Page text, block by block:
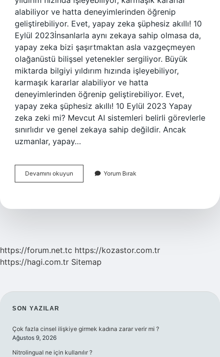
alabiliyor ve hatta deneyimlerinden öğrenip
geliştirebiliyor. Evet, yapay zeka şüphesiz akıllı! 10
Eylül 2023İnsanlarla aynı zekaya sahip olmasa da,
yapay zeka bizi şaşırtmaktan asla vazgeçmeyen
olağanüstü bilişsel yetenekler sergiliyor. Büyük
miktarda bilgiyi yıldırım hızında işleyebiliyor,
karmaşık kararlar alabiliyor ve hatta
deneyimlerinden öğrenip geliştirebiliyor. Evet,
yapay zeka şüphesiz akıllı! 10 Eylül 2023 Yapay
zeka zeki mi? Mevcut AI sistemleri belirli görevlerle
sınırlıdır ve genel zekaya sahip değildir. Ancak
uzmanlar, yapay…
Devamını okuyun
Zeka
Yorum Bırak
https://forum.net.tc https://kozastor.com.tr
https://hagi.com.tr Sitemap
SIDEBAR
SON YAZILAR
Çok fazla cinsel ilişkiye girmek kadına zarar verir mi ?
Ağustos 9, 2026
Nitrolingual ne için kullanılır ?